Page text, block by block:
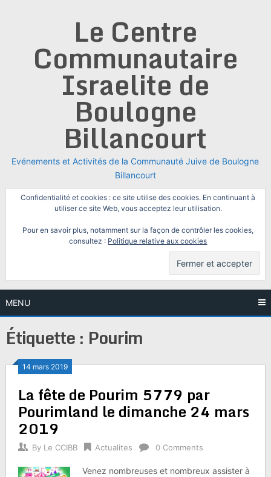
Le Centre
Communautaire
Israelite de
Boulogne
Billancourt
Evénements et Activités de la Communauté Juive de Boulogne
Billancourt
Confidentialité et cookies : ce site utilise des cookies. En continuant à
utiliser ce site Web, vous acceptez leur utilisation.
Pour en savoir plus, notamment sur la façon de contrôler les cookies,
consultez : Politique relative aux cookies
MENU
Étiquette : Pourim
14 mars 2019
La fête de Pourim 5779 par
Pourimland le dimanche 24 mars
2019
By Le CCIBB Actualites 0 Comments
Venez nombreuses et nombreux assister à